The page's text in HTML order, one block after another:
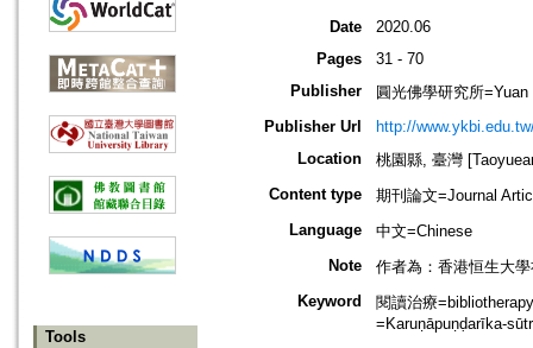
Tools
Date
2020.06
Pages
31 - 70
Publisher
圓光佛學研究所
Publisher Url
http://
Location
桃園縣, 臺灣
Content type
期刊論文=Journal
Language
中文=Chinese
Note
作者為：香港恒生大
Keyword
閱讀治療
=Karuṇāpuṇḍarīka-